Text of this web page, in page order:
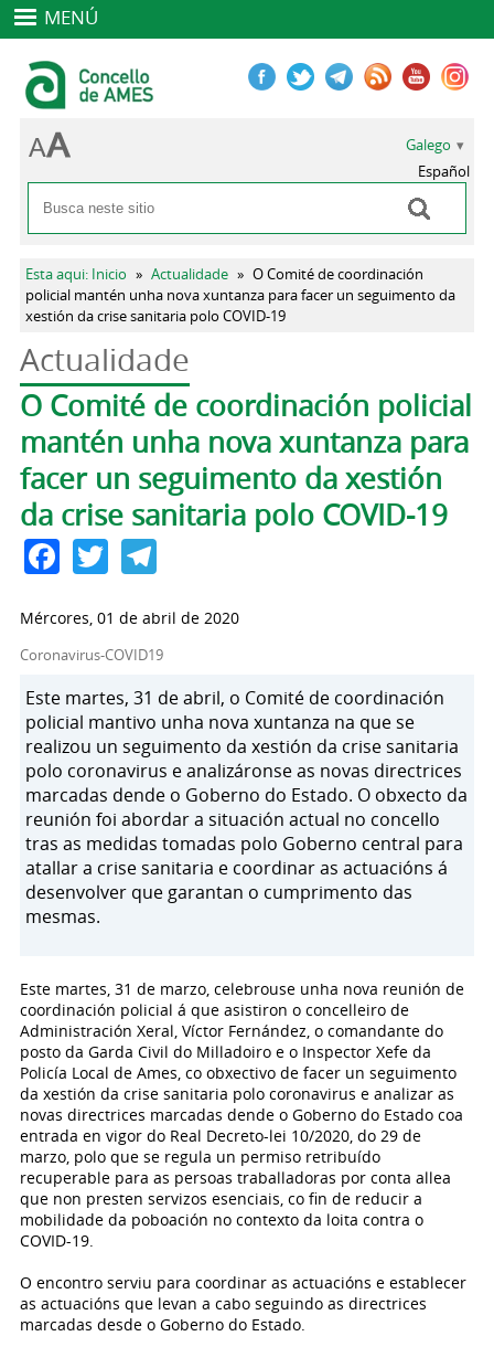
MENÚ
Formulario de busca
Buscar
Galego
Español
Vostede está aquí
Esta aqui: Inicio » Actualidade » O Comité de coordinación
policial mantén unha nova xuntanza para facer un seguimento da
xestión da crise sanitaria polo COVID-19
Actualidade
Pestanas principais
O Comité de coordinación policial
mantén unha nova xuntanza para
facer un seguimento da xestión
da crise sanitaria polo COVID-19
Facebook
TwitterTelegram
Mércores, 01 de abril de 2020
Coronavirus-COVID19
Este martes, 31 de abril, o Comité de coordinación
policial mantivo unha nova xuntanza na que se
realizou un seguimento da xestión da crise sanitaria
polo coronavirus e analizáronse as novas directrices
marcadas dende o Goberno do Estado. O obxecto da
reunión foi abordar a situación actual no concello
tras as medidas tomadas polo Goberno central para
atallar a crise sanitaria e coordinar as actuacións á
desenvolver que garantan o cumprimento das
mesmas.
Este martes, 31 de marzo, celebrouse unha nova reunión de
coordinación policial á que asistiron o concelleiro de
Administración Xeral, Víctor Fernández, o comandante do
posto da Garda Civil do Milladoiro e o Inspector Xefe da
Policía Local de Ames, co obxectivo de facer un seguimento
da xestión da crise sanitaria polo coronavirus e analizar as
novas directrices marcadas dende o Goberno do Estado coa
entrada en vigor do Real Decreto-lei 10/2020, do 29 de
marzo, polo que se regula un permiso retribuído
recuperable para as persoas traballadoras por conta allea
que non presten servizos esenciais, co fin de reducir a
mobilidade da poboación no contexto da loita contra o
COVID-19.
O encontro serviu para coordinar as actuacións e establecer
as actuacións que levan a cabo seguindo as directrices
marcadas desde o Goberno do Estado.